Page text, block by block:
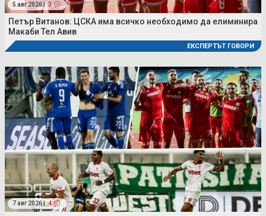
5 авг 2026 | 3
Петър Витанов: ЦСКА има всичко необходимо да елиминира
Макаби Тел Авив
ЕКСПЕРТЪТ ГОВОРИ
7 авг 2026 | 4